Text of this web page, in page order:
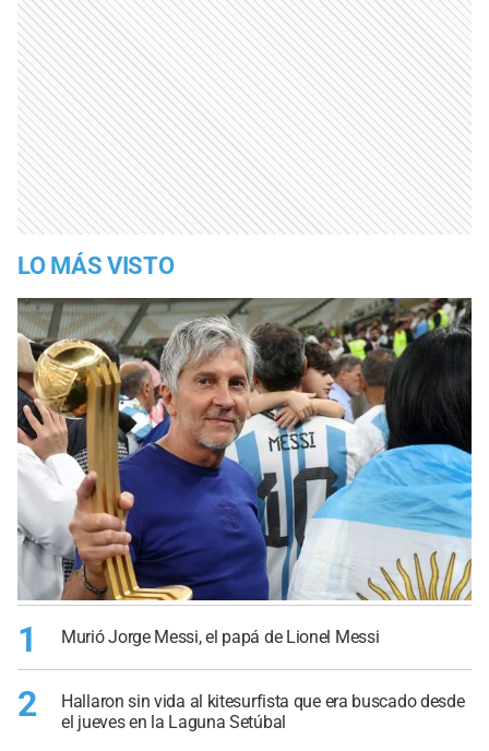
LO MÁS VISTO
1 Murió Jorge Messi, el papá de Lionel Messi
2
Hallaron sin vida al kitesurfista que era buscado desde
el jueves en la Laguna Setúbal